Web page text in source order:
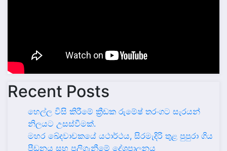
Recent Posts
හෙල්ල විසි කිරීමේ ක්‍රීඩක රුමේෂ් තරංගට සැරයන්
නිලයට උසස්වීමක්.
මහර ඛේදවාචකයේ යථාර්ථය, සිරමැදිරි තුළ පුපුරා ගිය
පීඩනය සහ පලිගැනීමේ දේශපාලනය